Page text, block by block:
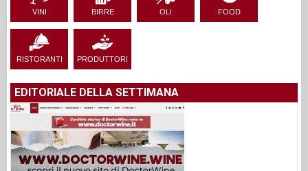
VINI BIRRE OLI FOOD
RISTORANTI PRODUTTORI
EDITORIALE DELLA SETTIMANA